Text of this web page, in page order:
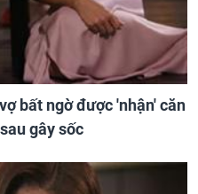
bất ngờ được 'nhận' căn
gây sốc